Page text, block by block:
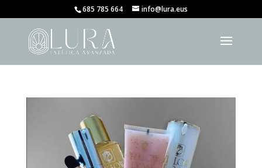
685 785 664 info@lura.eus